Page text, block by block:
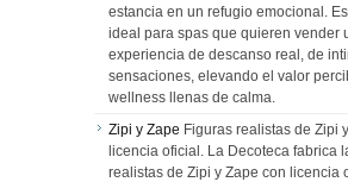
estancia en un refugio emocional.
ideal para spas que quieren vender
experiencia de descanso real, de
sensaciones, elevando el valor
wellness llenas de calma.
Zipi y Zape Figuras realistas de Zipi
licencia oficial. La Decoteca fabrica
realistas de Zipi y Zape con licencia